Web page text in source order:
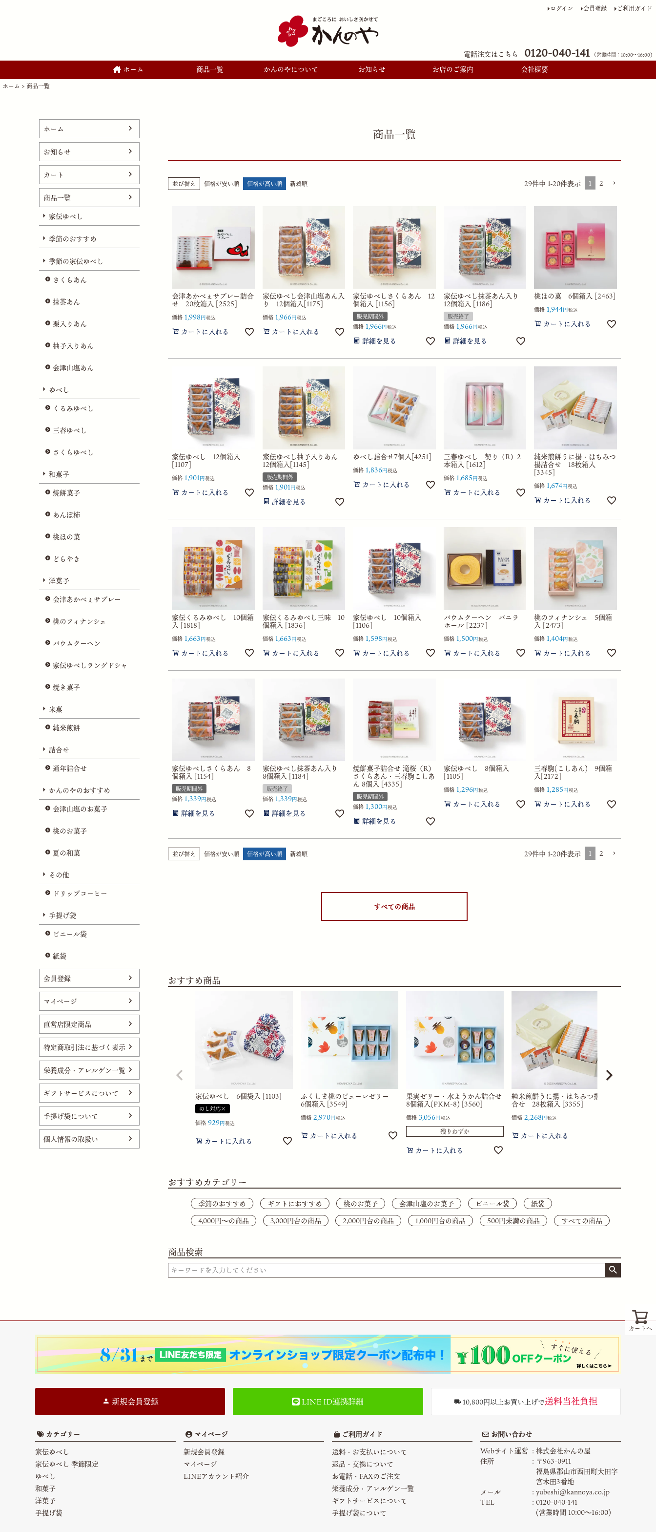
ログイン 会員登録 ご利用ガイド
電話注文はこちら 0120-040-141 （営業時間：10:00〜16:00)
ホーム 商品一覧 かんのやについて お知らせ お店のご案内 会社概要
ホーム 商品一覧
ホーム
お知らせ
カート
商品一覧
家伝ゆべし
季節のおすすめ
季節の家伝ゆべし
さくらあん
抹茶あん
栗入りあん
柚子入りあん
会津山塩あん
ゆべし
くるみゆべし
三春ゆべし
さくらゆべし
和菓子
焼餅菓子
あんぽ柿
桃ほの菓
どらやき
洋菓子
会津あかべぇサブレー
桃のフィナンシェ
バウムクーヘン
家伝ゆべしラングドシャ
焼き菓子
米菓
純米煎餅
詰合せ
通年詰合せ
かんのやのおすすめ
会津山塩のお菓子
桃のお菓子
夏の和菓
その他
ドリップコーヒー
手提げ袋
ビニール袋
紙袋
会員登録
マイページ
直営店限定商品
特定商取引法に基づく表示
栄養成分・アレルゲン一覧
ギフトサービスについて
手提げ袋について
個人情報の取扱い
商品一覧
並び替え 価格が安い順 価格が高い順 新着順 29件中 1-20件表示 1 2
会津あかべぇサブレー詰合
せ 20枚箱入 [2525]
価格 1,998 税込
カートに入れる
家伝ゆべし会津山塩あん入
り 12個箱入[1175]
価格 1,966 税込
カートに入れる
家伝ゆべしさくらあん 12
個箱入 [1156]
販売期間外
価格 1,966 税込
詳細を見る
家伝ゆべし抹茶あん入り
12個箱入 [1186]
販売終了
価格 1,966 税込
詳細を見る
桃ほの菓 6個箱入 [2463]
価格 1,944 税込
カートに入れる
家伝ゆべし 12個箱入
[1107]
価格 1,901 税込
カートに入れる
家伝ゆべし柚子入りあん
12個箱入[1145]
販売期間外
価格 1,901 税込
詳細を見る
ゆべし詰合せ7個入[4251]
価格 1,836 税込
カートに入れる
三春ゆべし 契り（R）2
本箱入 [1612]
価格 1,685 税込
カートに入れる
純米煎餅うに揚・はちみつ
揚詰合せ 18枚箱入
[3345]
価格 1,674 税込
カートに入れる
家伝くるみゆべし 10個箱
入 [1818]
価格 1,663 税込
カートに入れる
家伝くるみゆべし三味 10
個箱入 [1836]
価格 1,663 税込
カートに入れる
家伝ゆべし 10個箱入
[1106]
価格 1,598 税込
カートに入れる
バウムクーヘン バニラ
ホール [2237]
価格 1,500 税込
カートに入れる
桃のフィナンシェ 5個箱
入 [2473]
価格 1,404 税込
カートに入れる
家伝ゆべしさくらあん 8
個箱入 [1154]
販売期間外
価格 1,339 税込
詳細を見る
家伝ゆべし抹茶あん入り
8個箱入 [1184]
販売終了
価格 1,339 税込
詳細を見る
焼餅菓子詰合せ 滝桜（R）
さくらあん・三春駒こしあ
ん 8個入 [4335]
販売期間外
価格 1,300 税込
詳細を見る
家伝ゆべし 8個箱入
[1105]
価格 1,296 税込
カートに入れる
三春駒(こしあん) 9個箱
入[2172]
価格 1,285 税込
カートに入れる
並び替え 価格が安い順 価格が高い順 新着順 29件中 1-20件表示 1 2
すべての商品
おすすめ商品
家伝ゆべし 6個袋入 [1103]
のし対応×
価格 929 税込
カートに入れる
ふくしま桃のピューレゼリー
6個箱入 [3549]
価格 2,970 税込
カートに入れる
果実ゼリー・水ようかん詰合せ
8個箱入(PKM-8) [3560]
価格 3,056 税込
残りわずか
カートに入れる
純米煎餅うに揚・はちみつ揚詰
合せ 28枚箱入 [3355]
価格 2,268 税込
カートに入れる
おすすめカテゴリー
季節のおすすめ ギフトにおすすめ 桃のお菓子 会津山塩のお菓子 ビニール袋
紙袋
4,000円〜の商品
3,000円台の商品 2,000円台の商品 1,000円台の商品 500円未満の商品 すべての商品
商品検索
カートへ
新規会員登録 LINE ID連携詳細 10,800円以上お買い上げで送料当社負担
カテゴリー
家伝ゆべし
家伝ゆべし 季節限定
ゆべし
和菓子
洋菓子
手提げ袋
マイページ
新規会員登録
マイページ
LINEアカウント紹介
ご利用ガイド
送料・お支払いについて
返品・交換について
お電話・FAXのご注文
栄養成分・アレルゲン一覧
ギフトサービスについて
手提げ袋について
お問い合わせ
Webサイト運営
株式会社かんの屋
住所
〒963-0911
福島県郡山市西田町大田字
宮木田3番地
メール
yubeshi@kannoya.co.jp
TEL
0120-040-141
(営業時間 10:00〜16:00)